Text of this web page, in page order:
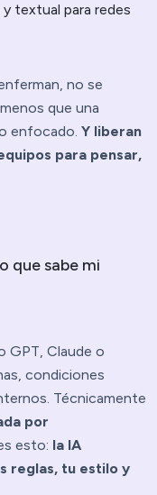
textual para redes
no se
que una
enfocado. Y liberan
para pensar,
que sabe mi
GPT, Claude o
condiciones
Técnicamente
por
esto: la IA
reglas, tu estilo y